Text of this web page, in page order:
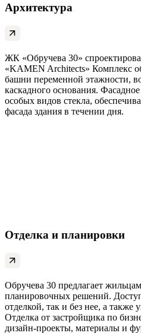
Архитектура
ЖК «Обручева 30»
«KAMEN Architects» Комплекс
башни переменной этажности,
каскадного основания.
особых видов стекла,
фасада здания в течении дня.
Отделка и планировки
Обручева 30 предлагает
планировочных решений.
отделкой, так и без нее, а также
Отделка от застройщика по
дизайн-проекты, материалы и